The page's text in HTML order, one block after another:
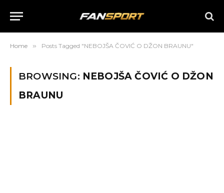
Home » Posts Tagged "NEBOJŠA ČOVIĆ O DŽON BRAUNU"
BROWSING: NEBOJŠA ČOVIĆ O DŽON
BRAUNU